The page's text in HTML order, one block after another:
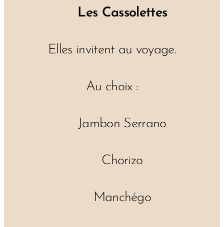
Les Cassolettes
Elles invitent au voyage.
Au choix :
🇪🇸 Jambon Serrano
🌶️ Chorizo
🧀 Manchégo